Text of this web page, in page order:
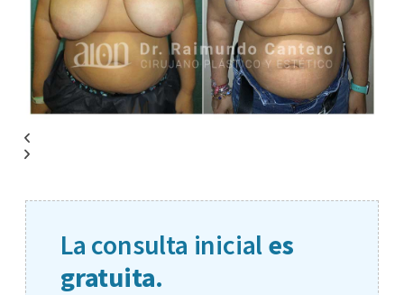
La consulta iniciales
gratuita.